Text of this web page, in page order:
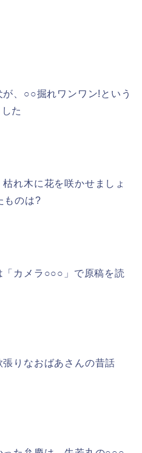
、○○掘れワンワン!という
た
れ木に花を咲かせましょ
ものは?
カメラ○○○」で原稿を読
りなおばあさんの昔話